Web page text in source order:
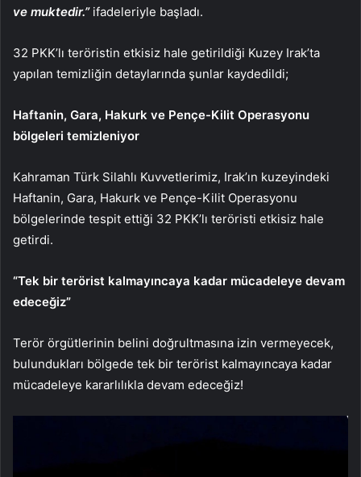
ve muktedir.”ifadeleriyle başladı.
32 PKK’lı teröristin etkisiz hale getirildiği Kuzey Irak’ta
yapılan temizliğin detaylarında şunlar kaydedildi;
Haftanin, Gara, Hakurk ve Pençe-Kilit Operasyonu
bölgeleri temizleniyor
Kahraman Türk Silahlı Kuvvetlerimiz, Irak’ın kuzeyindeki
Haftanin, Gara, Hakurk ve Pençe-Kilit Operasyonu
bölgelerinde tespit ettiği 32 PKK’lı teröristi etkisiz hale
getirdi.
“Tek bir terörist kalmayıncaya kadar mücadeleye devam
edeceğiz”
Terör örgütlerinin belini doğrultmasına izin vermeyecek,
bulundukları bölgede tek bir terörist kalmayıncaya kadar
mücadeleye kararlılıkla devam edeceğiz!